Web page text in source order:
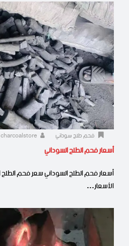
فحم طلح سوداني
أسعار فحم الطلح السوداني
الأسعار…